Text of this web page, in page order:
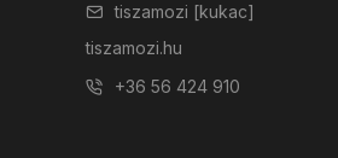
tiszamozi [kukac]
tiszamozi.hu
+36 56 424 910